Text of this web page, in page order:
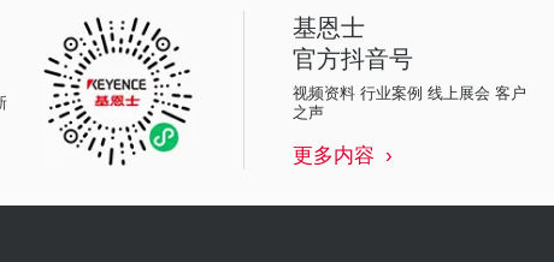
基恩士
官方抖音号
视频资料 行业案例 线上展会 客户
之声
更多内容